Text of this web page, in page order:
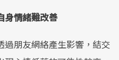
情緒難改善
過朋友網絡產生影響，結交